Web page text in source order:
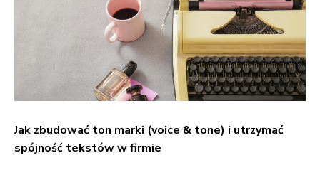
Jak zbudować ton marki (voice & tone) i utrzymać
spójność tekstów w firmie